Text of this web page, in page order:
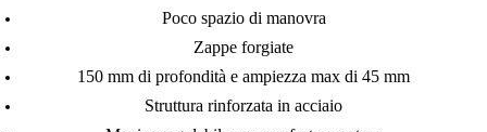
Poco spazio di manovra
Zappe forgiate
150 mm di profondità e ampiezza max di 45 mm
Struttura rinforzata in acciaio